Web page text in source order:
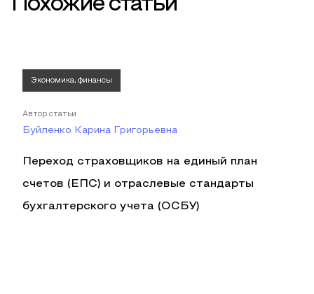
Похожие статьи
Экономика, финансы
Автор статьи
Буйленко Карина Григорьевна
Переход страховщиков на единый план
счетов (ЕПС) и отраслевые стандарты
бухгалтерского учета (ОСБУ)